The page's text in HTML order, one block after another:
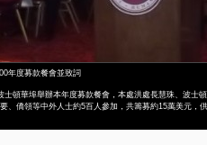
年度募款餐會並致詞
頓華埠舉辦本年度募款餐會，本處洪處長慧珠、波士頓
、僑領等中外人士約5百人參加，共籌募約15萬美元，供